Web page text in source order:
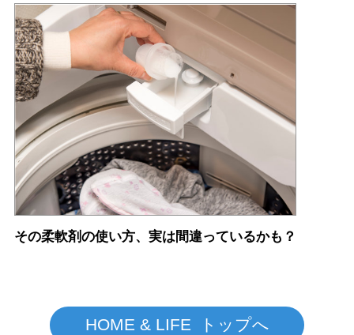
その柔軟剤の使い方、実は間違っているかも？
HOME & LIFE トップへ